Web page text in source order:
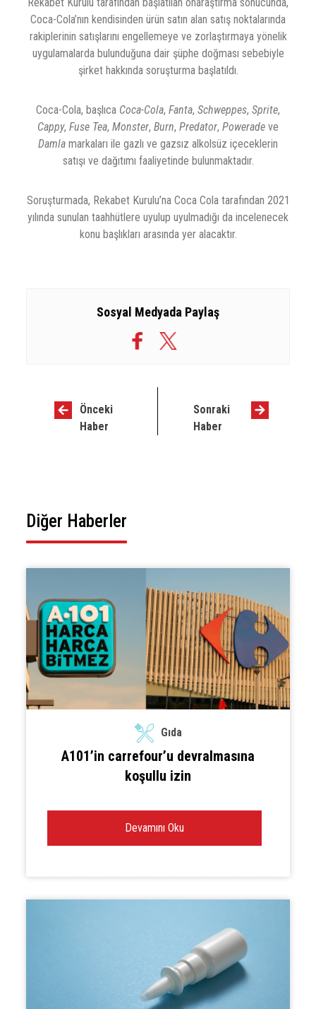
Coca-Cola’nın kendisinden ürün satın alan satış noktalarında
rakiplerinin satışlarını engellemeye ve zorlaştırmaya yönelik
uygulamalarda bulunduğuna dair şüphe doğması sebebiyle
şirket hakkında soruşturma başlatıldı.
Coca-Cola, başlıca Coca-Cola, Fanta, Schweppes, Sprite,
Cappy, Fuse Tea, Monster, Burn, Predator, Powerade ve
Damla markaları ile gazlı ve gazsız alkolsüz içeceklerin
satışı ve dağıtımı faaliyetinde bulunmaktadır.
Soruşturmada, Rekabet Kurulu’na Coca Cola tarafından 2021
yılında sunulan taahhütlere uyulup uyulmadığı da incelenecek
konu başlıkları arasında yer alacaktır.
Sosyal Medyada Paylaş
Önceki
Haber
Sonraki
Haber
Diğer Haberler
Gıda
A101’in carrefour’u devralmasına
koşullu izin
Devamını Oku